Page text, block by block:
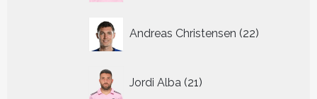
Andreas Christensen 22
producten
Jordi Alba 21
producten